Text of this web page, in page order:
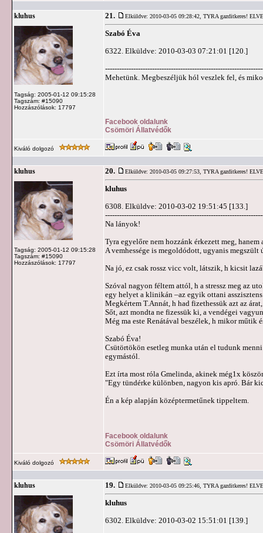
kluhus
Tagság: 2005-01-12 09:15:28
Tagszám: #15090
Hozzászólások: 17797
21. Elküldve: 2010-03-05 09:28:42, TYRA gazditkeres!
Szabó Éva
6322. Elküldve: 2010-03-03 07:21:01 [120.]
Mehetünk. Megbeszéljük hól veszlek fel, és
Facebook oldalunk
Csömöri Állatvédők
Kiváló dolgozó
kluhus
Tagság: 2005-01-12 09:15:28
Tagszám: #15090
Hozzászólások: 17797
20. Elküldve: 2010-03-05 09:27:53, TYRA gazditkeres!
kluhus
6308. Elküldve: 2010-03-02 19:51:45 [133.]
Na lányok!
Tyra egyelőre nem hozzánk érkezett meg,
A vemhessége is megoldódott, ugyanis megszült
Na jó, ez csak rossz vicc volt, látszik, h kicsit
Szóval nagyon féltem attól, h a stressz meg az
egy helyet a klinikán –az egyik ottani
Megkértem T.Annát, h had fizethessük azt az
Sőt, azt mondta ne fizessük ki, a vendégei
Még ma este Renátával beszélek, h mikor műtik
Szabó Éva!
Csütörtökön esetleg munka után el tudunk
egymástól.
Ezt írta most róla Gmelinda, akinek még1x
"Egy tündérke különben, nagyon kis apró. Bár
Én a kép alapján középtermetűnek tippeltem.
Facebook oldalunk
Csömöri Állatvédők
Kiváló dolgozó
kluhus 19. Elküldve: 2010-03-05 09:25:46, TYRA gazditkeres!
kluhus
6302. Elküldve: 2010-03-02 15:51:01 [139.]